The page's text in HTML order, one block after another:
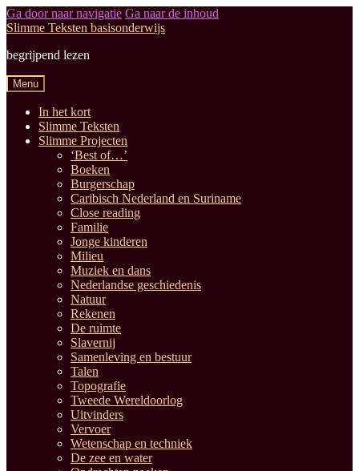
Ga door naar navigatie Ga naar de inhoud
Slimme Teksten basisonderwijs
begrijpend lezen
Menu
In het kort
Slimme Teksten
Slimme Projecten
‘Best of…’
Boeken
Burgerschap
Caribisch Nederland en Suriname
Close reading
Familie
Jonge kinderen
Milieu
Muziek en dans
Nederlandse geschiedenis
Natuur
Rekenen
De ruimte
Slavernij
Samenleving en bestuur
Talen
Topografie
Tweede Wereldoorlog
Uitvinders
Vervoer
Wetenschap en techniek
De zee en water